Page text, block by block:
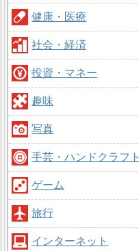
健康・医療
社会・経済
投資・マネー
趣味
写真
手芸・ハンドクラフト
ゲーム
旅行
インターネット